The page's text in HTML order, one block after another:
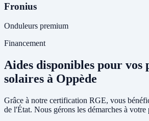
Fronius
Onduleurs premium
Financement
Aides disponibles pour vos
solaires à Oppède
Grâce à notre certification RGE, vous
de l'État. Nous gérons les démarches à votre